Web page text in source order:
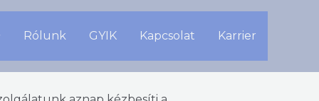
Rólunk GYIK Kapcsolat Karrier